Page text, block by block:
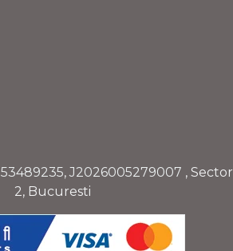
53489235, J2026005279007 , Sector
2, Bucuresti